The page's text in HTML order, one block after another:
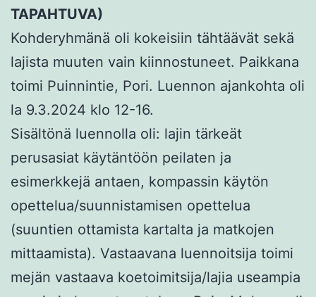
TAPAHTUVA)
Kohderyhmänä oli kokeisiin tähtäävät sekä
lajista muuten vain kiinnostuneet. Paikkana
toimi Puinnintie, Pori. Luennon ajankohta oli
la 9.3.2024 klo 12-16.
Sisältönä luennolla oli: lajin tärkeät
perusasiat käytäntöön peilaten ja
esimerkkejä antaen, kompassin käytön
opettelua/suunnistamisen opettelua
(suuntien ottamista kartalta ja matkojen
mittaamista). Vastaavana luennoitsija toimi
mejän vastaava koetoimitsija/lajia useampia